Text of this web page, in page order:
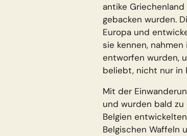
antike
gebacken wurden.
Europa und
sie kennen, nahmen
entworfen wurden,
beliebt, nicht nur in
Mit der
und wurden bald
Belgien
Belgischen Waffeln